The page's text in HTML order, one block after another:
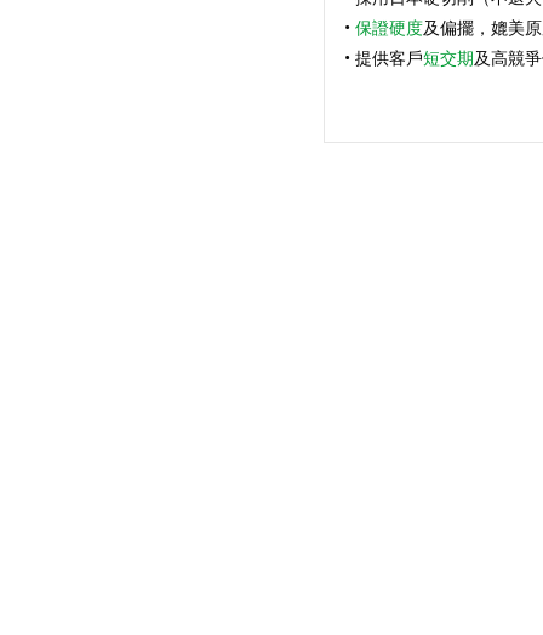
• 保證硬度及偏擺，媲美
• 提供客戶短交期及高競